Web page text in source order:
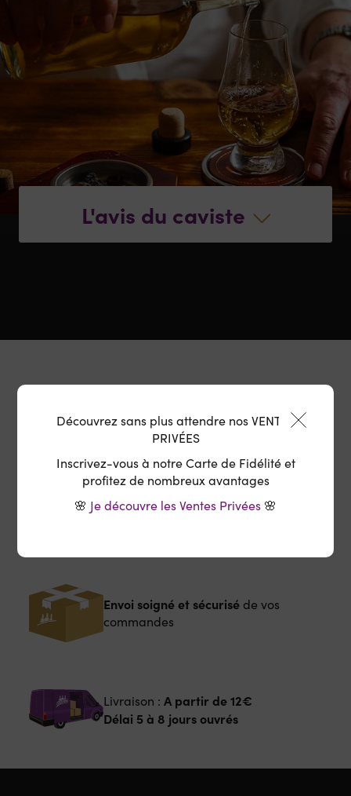
L'avis du caviste
Offert
Délai 6 à 10 jours ouvrés
Envoi soigné et sécuriséde vos
commandes
Livraison : A partir de 12€
Délai 5 à 8 jours ouvrés
Découvrez sans plus attendre nos VENTES
PRIVÉES
Inscrivez-vous à notre Carte de Fidélité et
profitez de nombreux avantages
🌸 Je découvre les Ventes Privées 🌸